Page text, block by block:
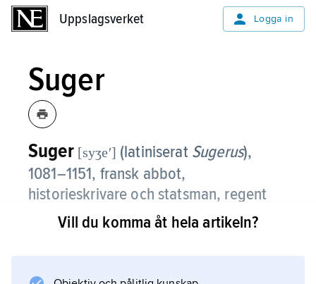
Uppslagsverket Logga in
Suger
Suger [syʒeʹ] (latiniserat Sugerus),
1081–1151, fransk abbot,
historieskrivare och statsman, regent
under LudvigVII:s korståg 1147–49.
Vill du komma åt hela artikeln?